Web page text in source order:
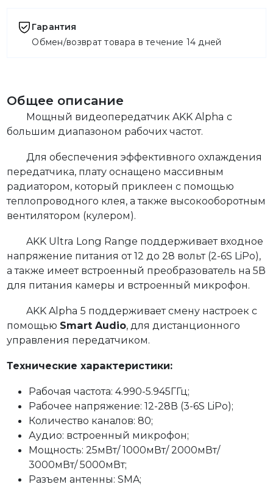
Гарантия
Обмен/возврат товара в течение 14 дней
Общее описание
Мощный видеопередатчик AKK Alpha с
большим диапазоном рабочих частот.
Для обеспечения эффективного охлаждения
передатчика, плату оснащено массивным
радиатором, который приклеен с помощью
теплопроводного клея, а также высокооборотным
вентилятором (кулером).
AKK Ultra Long Range поддерживает входное
напряжение питания от 12 до 28 вольт (2-6S LiPo),
а также имеет встроенный преобразователь на 5В
для питания камеры и встроенный микрофон.
AKK Alpha 5 поддерживает смену настроек с
помощью Smart Audio, для дистанционного
управления передатчиком.
Технические характеристики:
Рабочая частота: 4.990-5.945ГГц;
Рабочее напряжение: 12-28В (3-6S LiPo);
Количество каналов: 80;
Аудио: встроенный микрофон;
Мощность: 25мВт/ 1000мВт/ 2000мВт/
3000мВт/ 5000мВт;
Разъем антенны: SMA;